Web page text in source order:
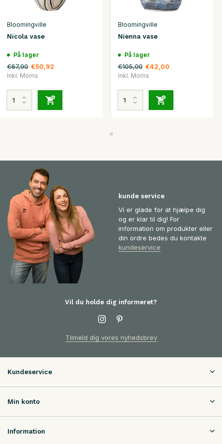
Bloomingville
Nicola vase
På lager
€67,90 €50,92
Inkl. Moms
Bloomingville
Nienna vase
På lager
€105,00 €42,00
Inkl. Moms
kunde service
Vi er glade for at hjælpe dig
og er klar til dig! For
information om produkter eller
din ordre bedes du kontakte
kundeservice
Vil du holde dig informeret?
Tilmeld dig vores nyhedsbrev
Kundeservice
Min konto
Information